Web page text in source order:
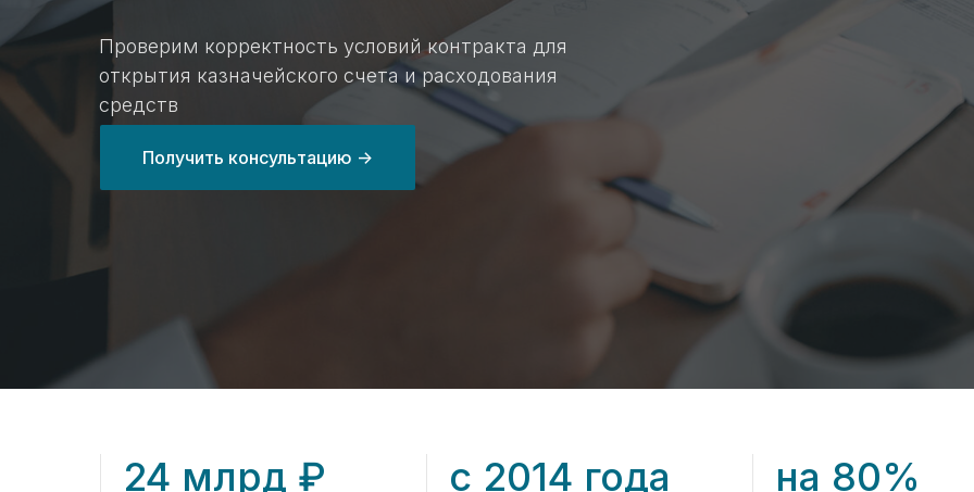
Проверим корректность условий контракта для
открытия казначейского счета и расходования
средств
Получить консультацию ->
24 млрд ₽ с 2014 года на 80%